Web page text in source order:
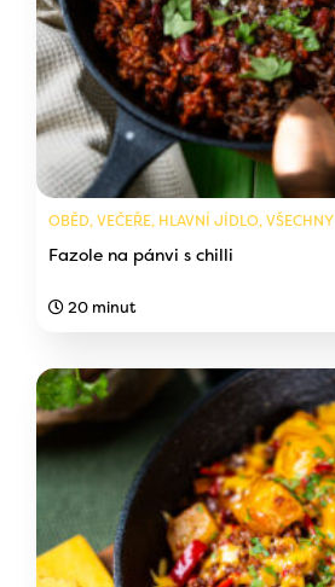
OBĚD, VEČEŘE, HLAVNÍ JÍDLO, VŠECHNY
Fazole na pánvi s chilli
20 minut